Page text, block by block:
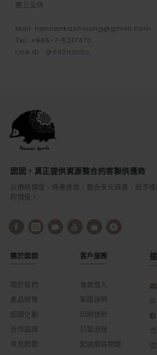
週三公休
Mail. nannankaohsiung@gmail.com
Tel. +886-7-5217470
Line ID : @682hdcbx
囡囡，真正提供資源整合的客製供應商
以傳統價值、傳產技術，整合多元資源，賦予
的價值。
關於囡囡
關於我們
產品總覽
囡囡企劃
合作品牌
常見問題
客戶服務
會員登入
製圖說明
印刷技術
訂製流程
配送取貨問題